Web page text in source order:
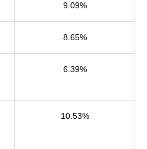
9.09%
8.65%
6.39%
10.53%